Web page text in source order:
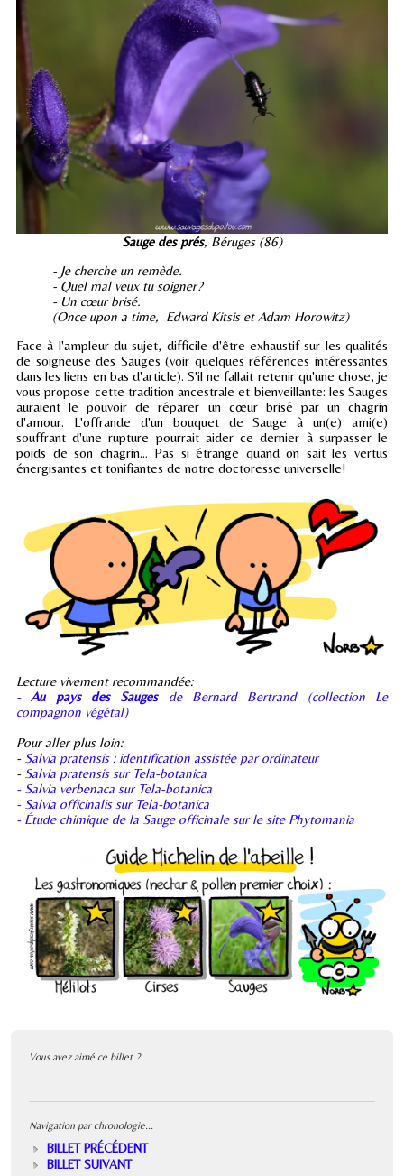
Sauge des prés, Béruges (86)
- Je cherche un remède.
- Quel mal veux tu soigner?
- Un cœur brisé.
(Once upon a time, Edward Kitsis et Adam Horowitz)
Face à l'ampleur du sujet, difficile d'être exhaustif sur les qualités
de soigneuse des Sauges (voir quelques références intéressantes
dans les liens en bas d'article). S'il ne fallait retenir qu'une chose, je
vous propose cette tradition ancestrale et bienveillante: les Sauges
auraient le pouvoir de réparer un cœur brisé par un chagrin
d'amour. L'offrande d'un bouquet de Sauge à un(e) ami(e)
souffrant d'une rupture pourrait aider ce dernier à surpasser le
poids de son chagrin... Pas si étrange quand on sait les vertus
énergisantes et tonifiantes de notre doctoresse universelle!
Lecture vivement recommandée:
-Au pays des Saugesde Bernard Bertrand (collection Le
compagnon végétal)
Pour aller plus loin:
- Salvia pratensis : identification assistée par ordinateur
- Salvia pratensis sur Tela-botanica
- Salvia verbenaca sur Tela-botanica
- Salvia officinalis sur Tela-botanica
- Étude chimique de la Sauge officinale sur le site Phytomania
Vous avez aimé ce billet ?
Navigation par chronologie...
BILLET PRÉCÉDENT
BILLET SUIVANT